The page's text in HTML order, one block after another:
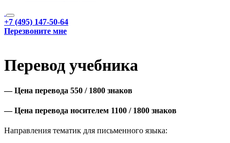
+7 (495) 147-50-64
Перезвоните мне
Перевод учебника
— Цена перевода 550 / 1800 знаков
— Цена перевода носителем 1100 / 1800 знаков
Направления тематик для письменного языка: